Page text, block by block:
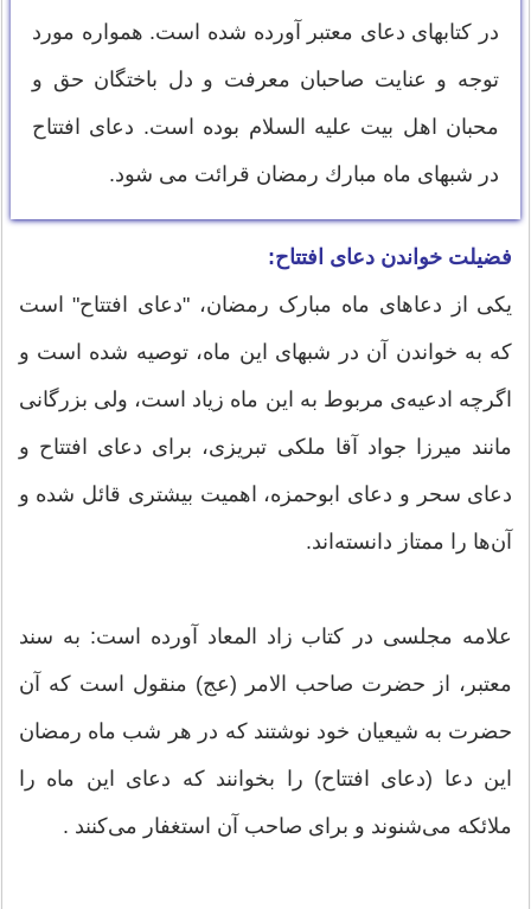
در کتاب‏هاى دعاى‏ معتبر آورده شده است. همواره مورد
توجه و عنایت صاحبان معرفت و دل باختگان حق و
محبان اهل بیت ‏علیه السلام بوده است. دعاى افتتاح
در شبهاى ماه مبارك رمضان قرائت مى‏ شود.
فضیلت خواندن دعای افتتاح:
یکی از دعاهای ماه مبارک رمضان، "دعای افتتاح" است
که به خواندن آن در شبهای این ماه، توصیه شده است و
اگرچه ادعیه‌ی مربوط به این ماه زیاد است، ولی بزرگانی
مانند میرزا جواد آقا ملکی تبریزی، برای دعای افتتاح و
دعای سحر و دعای ابوحمزه، اهمیت بیشتری قائل شده و
آن‌ها را ممتاز دانسته‌اند.
علامه مجلسی در کتاب زاد المعاد آورده است: به سند
معتبر، از حضرت صاحب الامر (عج) منقول است که آن
حضرت به شیعیان خود نوشتند که در هر شب ماه رمضان
این دعا (دعای افتتاح) را بخوانند که دعای این ماه را
ملائکه می‌شنوند و برای صاحب آن استغفار می‌کنند .